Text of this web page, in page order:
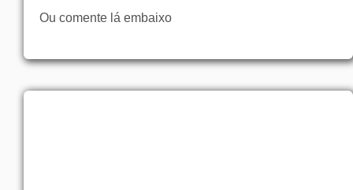
Ou comente lá embaixo